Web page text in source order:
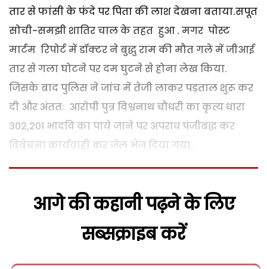
तार से फांसी के फंदे पर पिता की लाश देखना बताया.सपूत
सोची-समझी शातिर चाल के तहत हुआ . मगर पोस्ट
मार्टम रिपोर्ट में डॉक्टर ने बुद्धु राम की मौत गले में जीआई
तार से गला घोटने पर दम घुटने से होना लेख किया.
जिसके बाद पुलिस ने जांच में तेजी लाकर पड़ताल शुरू कर
दी और अंततः आरोपी पुत्र विश्वनाथ चौधरी का कृत्य धारा
302,201 भादवि का पाये जाने पर अपराध पंजीबद्ध कर
विवेचना कार्यवाही कर जेल भेज दिया गया.
आगे की कहानी पढ़ने के लिए
सब्सक्राइब करें